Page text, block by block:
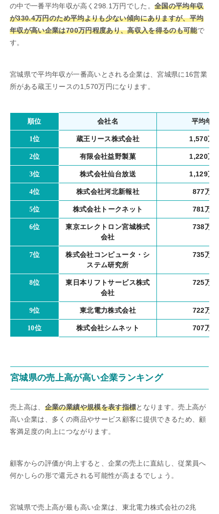
の中で一番平均年収が高く298.1万円でした。全国の平均年収
が330.4万円のため平均よりも少ない傾向にありますが、平均
年収が高い企業は700万円程度あり、高収入を得るのも可能で
す。
宮城県で平均年収が一番高いとされる企業は、宮城県に16営業
所がある蔵王リースの1,570万円になります。
順位 会社名 平均年
1位 蔵王リース株式会社 1,570万
2位 有限会社益野製菓 1,220万
3位 株式会社仙台放送 1,129万
4位 株式会社河北新報社 877万円
5位 株式会社トークネット 781万円
6位
東京エレクトロン宮城株式
会社
738万円
7位
株式会社コンピュータ・シ
ステム研究所
735万円
8位
東日本リフトサービス株式
会社
725万円
9位 東北電力株式会社 722万円
10位 株式会社シムネット 707万円
宮城県の売上高が高い企業ランキング
売上高は、 企業の業績や規模を表す指標となります。売上高が
高い企業は、多くの商品やサービス顧客に提供できるため、顧
客満足度の向上につながります。
顧客からの評価が向上すると、企業の売上に直結し、従業員へ
何かしらの形で還元される可能性が高まるでしょう。
宮城県で売上高が最も高い企業は、東北電力株式会社の2兆